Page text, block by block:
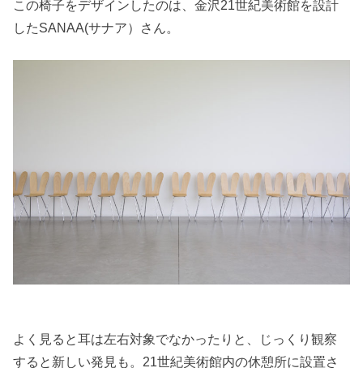
この椅子をデザインしたのは、金沢21世紀美術館を設計
したSANAA(サナア）さん。
よく見ると耳は左右対象でなかったりと、じっくり観察
すると新しい発見も。21世紀美術館内の休憩所に設置さ